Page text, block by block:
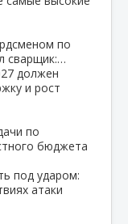
по
сварщик:…
должен
и рост
по
бюджета
под ударом:
атаки